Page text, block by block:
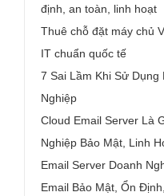
định, an toàn, linh hoạt
Thuê chỗ đặt máy chủ
IT chuẩn quốc tế
7 Sai Lầm Khi Sử Dụng
Nghiệp
Cloud Email Server Là
Nghiệp Bảo Mật, Linh
Email Server Doanh
Email Bảo Mật, Ổn